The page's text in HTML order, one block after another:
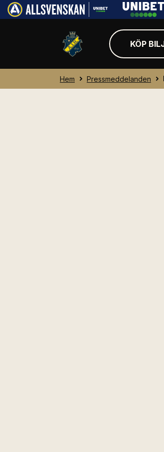
KÖP
Hem Pressmeddelanden